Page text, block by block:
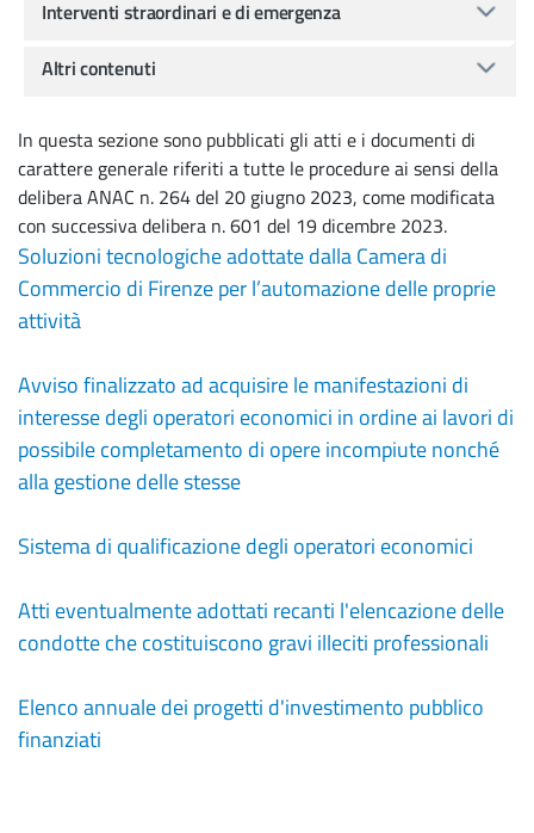
In questa sezione sono pubblicati gli atti e i documenti di
carattere generale riferiti a tutte le procedure ai sensi della
delibera ANAC n. 264 del 20 giugno 2023, come modificata
con successiva delibera n. 601 del 19 dicembre 2023.
Soluzioni tecnologiche adottate dalla Camera di
Commercio di Firenze per l’automazione delle proprie
attività
Avviso finalizzato ad acquisire le manifestazioni di
interesse degli operatori economici in ordine ai lavori di
possibile completamento di opere incompiute nonché
alla gestione delle stesse
Sistema di qualificazione degli operatori economici
Atti eventualmente adottati recanti l'elencazione delle
condotte che costituiscono gravi illeciti professionali
Elenco annuale dei progetti d'investimento pubblico
finanziati
Interventi straordinari e di emergenza
Altri contenuti